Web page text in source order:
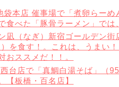
袋本店 催事場で「煮卵らー
食べた「豚骨ラーメン」では
凪（なぎ）新宿ゴールデン
を食す！。これは、うまい
おススメだ！！。
西台店で「真鯛白湯そば」（
【板橋・百名店】